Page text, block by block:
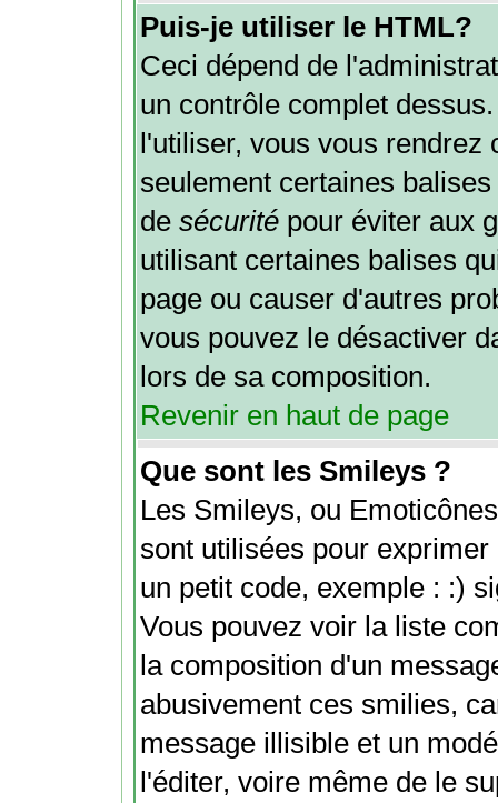
Puis-je utiliser le HTML?
Ceci dépend de
un contrôle complet
l'utiliser, vous vous rendrez
seulement certaines
de sécurité pour éviter aux
utilisant certaines balises
page ou causer d'autres
vous pouvez le désactiver
lors de sa composition.
Revenir en haut de page
Que sont les Smileys ?
Les Smileys, ou
sont utilisées pour
un petit code, exemple : :)
Vous pouvez voir la liste
la composition d'un
abusivement ces smilies,
message illisible et un
l'éditer, voire même de le